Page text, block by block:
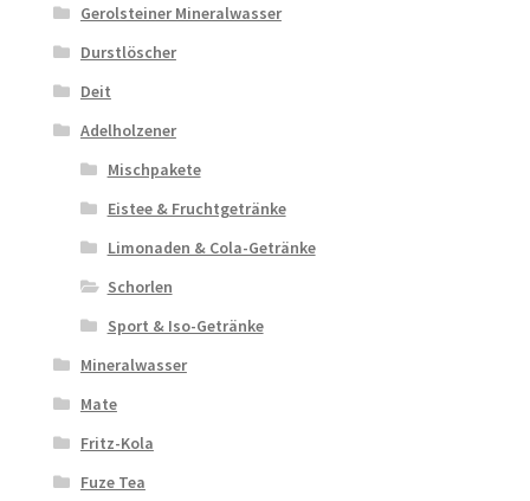
Gerolsteiner Mineralwasser
Durstlöscher
Deit
Adelholzener
Mischpakete
Eistee & Fruchtgetränke
Limonaden & Cola-Getränke
Schorlen
Sport & Iso-Getränke
Mineralwasser
Mate
Fritz-Kola
Fuze Tea